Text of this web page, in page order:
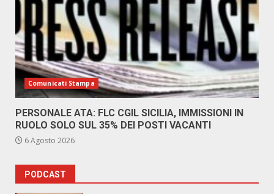
Comunicati Stampa
PERSONALE ATA: FLC CGIL SICILIA, IMMISSIONI IN
RUOLO SOLO SUL 35% DEI POSTI VACANTI
6 Agosto 2026
PODCAST